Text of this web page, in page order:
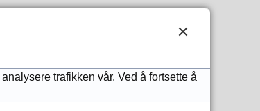
trafikken vår. Ved å fortsette å